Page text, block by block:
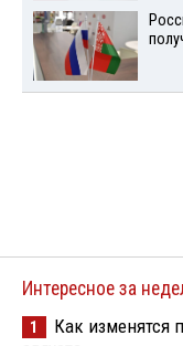
Интересное за
1
Как изменятся